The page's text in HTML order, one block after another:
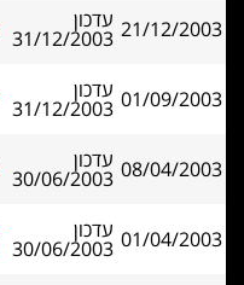
21/12/2003 עדכון
31/12/2003
01/09/2003 עדכון
31/12/2003
08/04/2003 עדכון
30/06/2003
01/04/2003 עדכון
30/06/2003